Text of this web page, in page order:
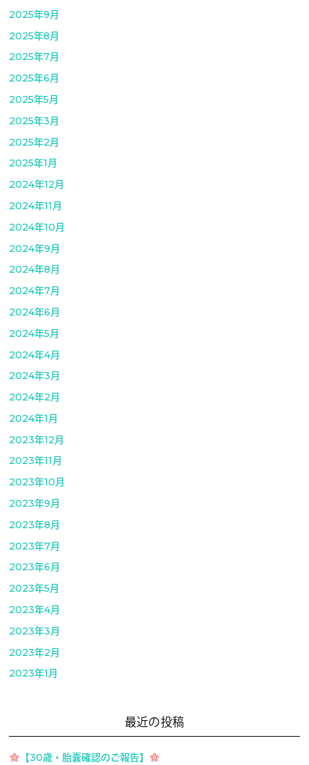
2025年9月
2025年8月
2025年7月
2025年6月
2025年5月
2025年3月
2025年2月
2025年1月
2024年12月
2024年11月
2024年10月
2024年9月
2024年8月
2024年7月
2024年6月
2024年5月
2024年4月
2024年3月
2024年2月
2024年1月
2023年12月
2023年11月
2023年10月
2023年9月
2023年8月
2023年7月
2023年6月
2023年5月
2023年4月
2023年3月
2023年2月
2023年1月
最近の投稿
【30歳・胎嚢確認のご報告】